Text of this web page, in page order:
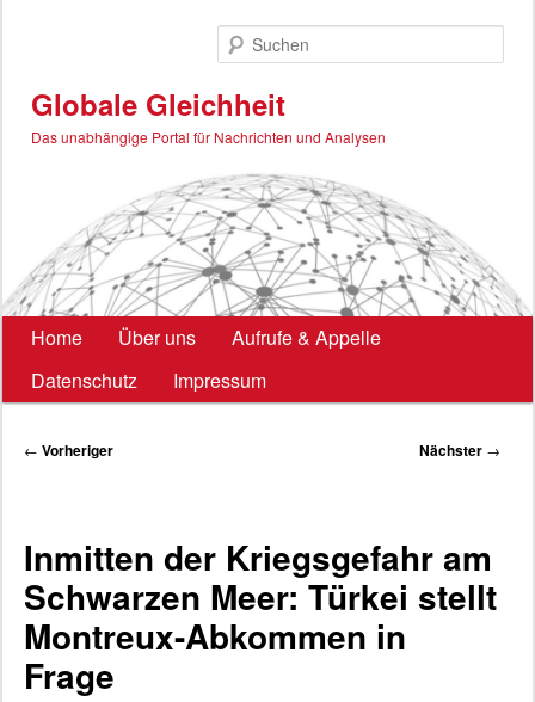
Globale Gleichheit
Das unabhängige Portal für Nachrichten und Analysen
Hauptmenü
Home Über uns
Aufrufe & Appelle
Datenschutz
Impressum
Beitragsnavigation
← Vorheriger Nächster →
Inmitten der Kriegsgefahr am
Schwarzen Meer: Türkei stellt
Montreux-Abkommen in
Frage